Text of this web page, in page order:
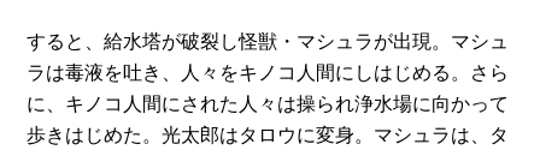
すると、給水塔が破裂し怪獣・マシュラが出現。マシュ
ラは毒液を吐き、人々をキノコ人間にしはじめる。さら
に、キノコ人間にされた人々は操られ浄水場に向かって
歩きはじめた。光太郎はタロウに変身。マシュラは、タ